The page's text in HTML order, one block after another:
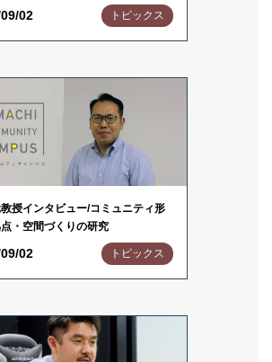
02 トピックス
授インタビュー/コミュニティ形
・空間づくりの研究
02 トピックス